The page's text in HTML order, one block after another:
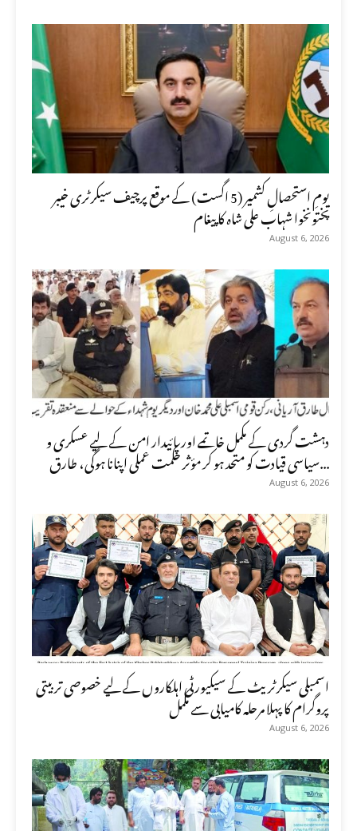
یومِ استحصالِ کشمیر (5 اگست) کے موقع پرچیف سیکرٹری خیبر
پختونخوا شہاب علی شاہ کا پیغام
August 6, 2026
دہشت گردی کے مکمل خاتمے اور پائیدار امن کے لیے عسکری و
سیاسی قیادت کو متحد ہو کر مؤثر حکمت عملی اپنانا ہوگی، طارق...
August 6, 2026
اسمبلی سیکرٹریٹ کے سیکیورٹی اہلکاروں کے لیے خصوصی تربیتی
پروگرام کا پہلا مرحلہ کامیابی سے مکمل
August 6, 2026